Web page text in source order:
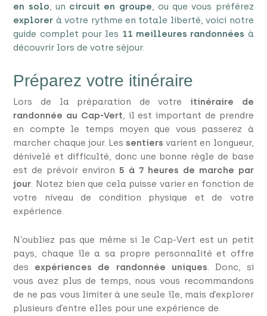
en solo, un circuit en groupe, ou que vous préférez
explorer à votre rythme en totale liberté, voici notre
guide complet pour les 11 meilleures randonnées à
découvrir lors de votre séjour.
Préparez votre itinéraire
Lors de la préparation de votre itinéraire de
randonnée au Cap-Vert, il est important de prendre
en compte le temps moyen que vous passerez à
marcher chaque jour. Les sentiersvarient en longueur,
dénivelé et difficulté, donc une bonne règle de base
est de prévoir environ5 à 7 heures de marche par
jour. Notez bien que cela puisse varier en fonction de
votre niveau de condition physique et de votre
expérience.
N’oubliez pas que même si le Cap-Vert est un petit
pays, chaque île a sa propre personnalité et offre
des expériences de randonnée uniques. Donc, si
vous avez plus de temps, nous vous recommandons
de ne pas vous limiter à une seule île, mais d’explorer
plusieurs d’entre elles pour une expérience de